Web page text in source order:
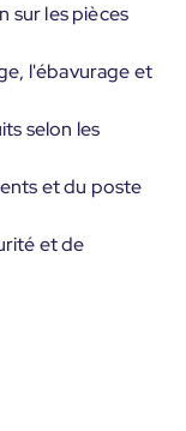
sur les pièces
l'ébavurage et
selon les
et du poste
et de